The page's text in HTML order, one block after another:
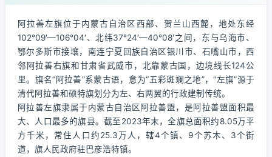
阿拉善左旗位于内蒙古自治区西部、贺兰山西麓，地处东经
102°09′—106°04′、北纬37°24′—40°08′之间，东与乌海市、
鄂尔多斯市接壤，南连宁夏回族自治区银川市、石嘴山市，西
邻阿拉善右旗和甘肃省武威市，北靠蒙古国，边境线长124公
里。旗名“阿拉善”系蒙古语，意为“五彩斑斓之地”，“左旗”源于
清代阿拉善和硕特旗划分为左、右两翼的行政建制传统。
阿拉善左旗隶属于内蒙古自治区阿拉善盟，是阿拉善盟面积最
大、人口最多的旗县。截至2023年末，全旗总面积约8.05万平
方千米，常住人口约25.3万人，辖4个镇、9个苏木、3个街
道，旗人民政府驻巴彦浩特镇。